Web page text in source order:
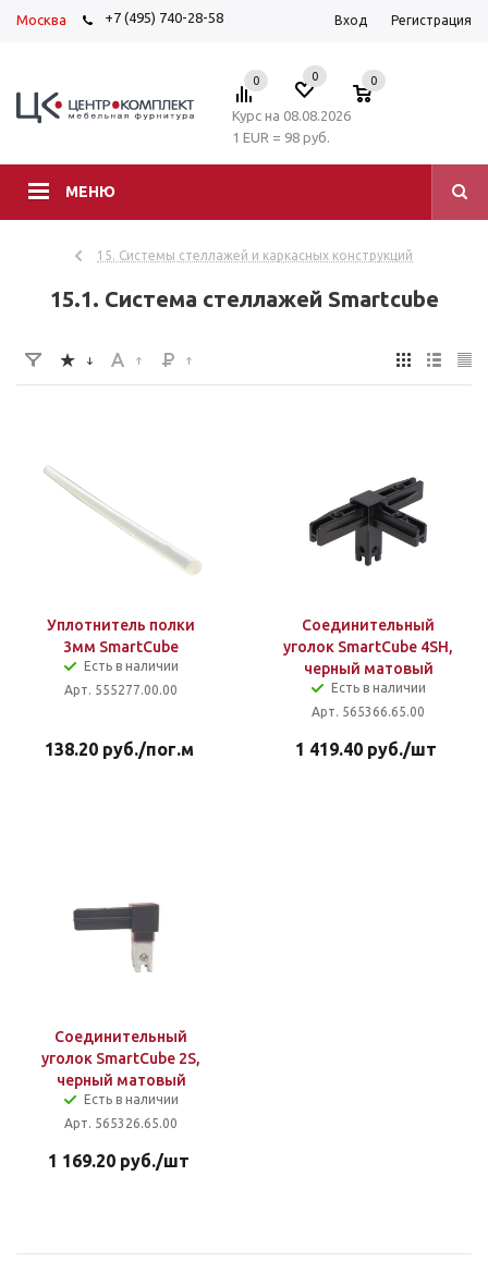
Москва +7 (495) 740-28-58 Вход Регистрация
МЕНЮ
0 0 0
Курс на 08.08.2026
1 EUR = 98 руб.
15. Системы стеллажей и каркасных конструкций
15.1. Система стеллажей Smartcube
Уплотнитель полки
3мм SmartCube
Есть в наличии
Арт. 555277.00.00
138.20руб./пог.м
Соединительный
уголок SmartCube 4SH,
черный матовый
Есть в наличии
Арт. 565366.65.00
1 419.40 руб./шт
Соединительный
уголок SmartCube 2S,
черный матовый
Есть в наличии
Арт. 565326.65.00
1 169.20 руб./шт